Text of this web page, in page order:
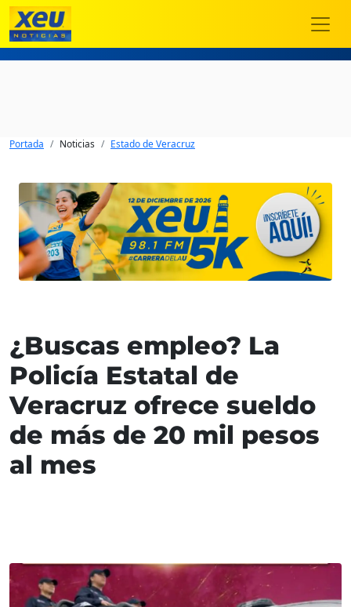
Portada Noticias Estado de Veracruz
¿Buscas empleo? La
Policía Estatal de
Veracruz ofrece sueldo
de más de 20 mil pesos
al mes